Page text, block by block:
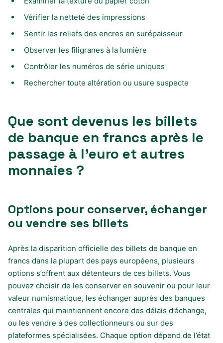
Vérifier la netteté des impressions
Sentir les reliefs des encres en surépaisseur
Observer les filigranes à la lumière
Contrôler les numéros de série uniques
Rechercher toute altération ou usure suspecte
Que sont devenus les billets
de banque en francs après le
passage à l’euro et autres
monnaies ?
Options pour conserver, échanger
ou vendre ses billets
Après la disparition officielle des billets de banque en
francs dans la plupart des pays européens, plusieurs
options s’offrent aux détenteurs de ces billets. Vous
pouvez choisir de les conserver en souvenir ou pour leur
valeur numismatique, les échanger auprès des banques
centrales qui maintiennent encore des délais d’échange,
ou les vendre à des collectionneurs ou sur des
plateformes spécialisées. Chaque option dépend de l’état